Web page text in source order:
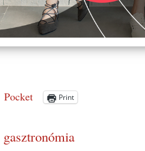
Pocket Print
gasztronómia